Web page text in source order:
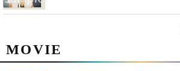
MOVIE